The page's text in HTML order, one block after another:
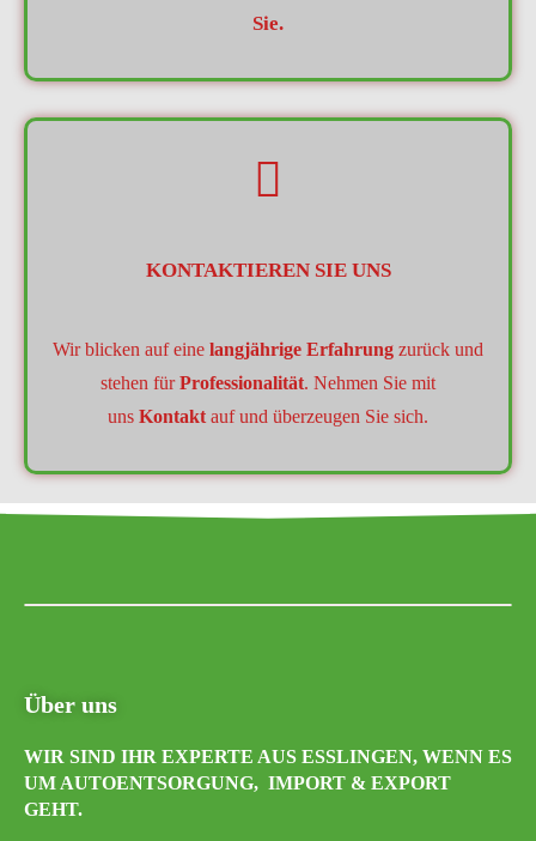
Sie.
KONTAKTIEREN SIE UNS
Wir blicken auf eine langjährige Erfahrung zurück und
stehen fürProfessionalität. Nehmen Sie mit
uns Kontakt auf und überzeugen Sie sich.
Über uns
WIR SIND IHR EXPERTE AUS ESSLINGEN, WENN ES
UM AUTOENTSORGUNG, IMPORT & EXPORT
GEHT.